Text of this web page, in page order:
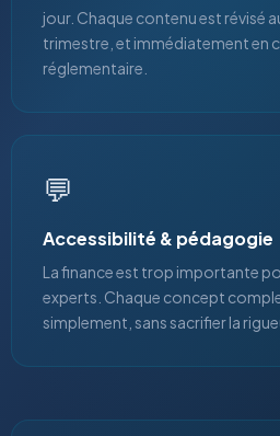
jour. Chaque contenu est révisé
trimestre, et immédiatement en
réglementaire.
💬
Accessibilité & pédagogie
La finance est trop importante
experts. Chaque concept
simplement, sans sacrifier la